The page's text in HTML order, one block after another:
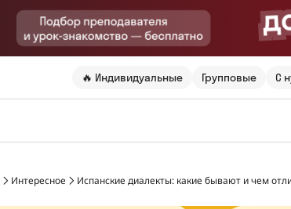
🔥 Индивидуальные Групповые С
Интересное Испанские диалекты: какие бывают и чем